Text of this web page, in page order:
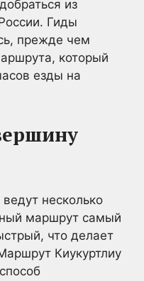
из
Гиды
прежде чем
который
езды на
несколько
маршрут самый
что делает
Киукуртлиу